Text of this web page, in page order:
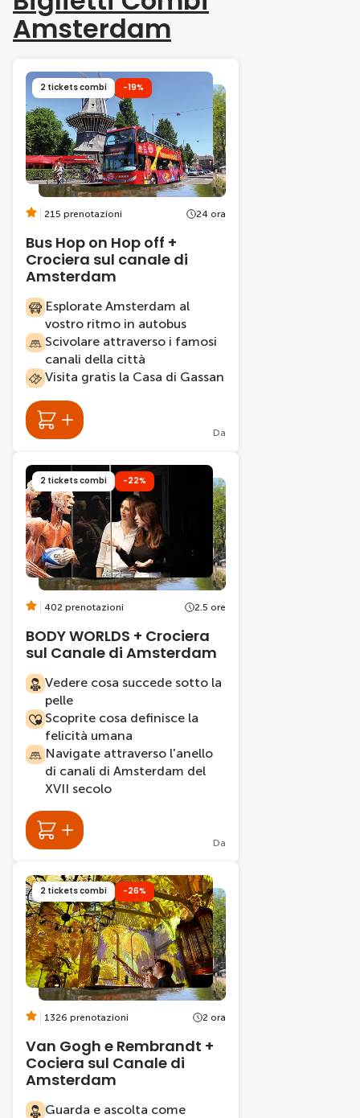
Amsterdam
2 tickets combi -19%
215 prenotazioni 24 ora
Bus Hop on Hop off +
Crociera sul canale di
Amsterdam
Esplorate Amsterdam al
vostro ritmo in autobus
Scivolare attraverso i famosi
canali della città
Visita gratis la Casa di Gassan
Da
2 tickets combi -22%
402 prenotazioni 2.5 ore
BODY WORLDS + Crociera
sul Canale di Amsterdam
Vedere cosa succede sotto la
pelle
Scoprite cosa definisce la
felicità umana
Navigate attraverso l'anello
di canali di Amsterdam del
XVII secolo
Da
2 tickets combi -26%
1326 prenotazioni 2 ora
Van Gogh e Rembrandt +
Cociera sul Canale di
Amsterdam
Guarda e ascolta come